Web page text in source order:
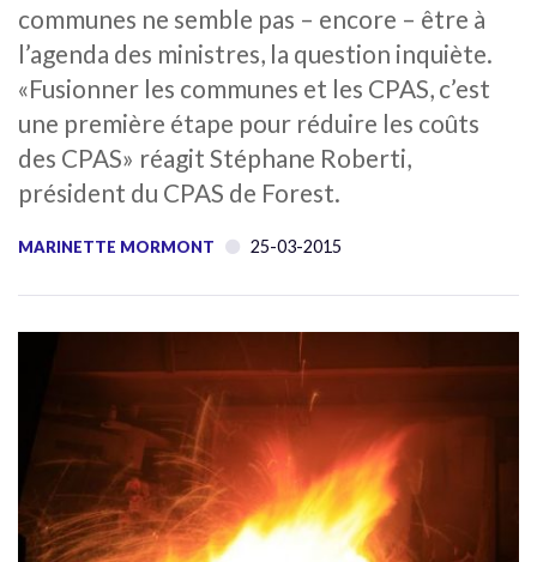
communes ne semble pas – encore – être à
l’agenda des ministres, la question inquiète.
«Fusionner les communes et les CPAS, c’est
une première étape pour réduire les coûts
des CPAS» réagit Stéphane Roberti,
président du CPAS de Forest.
MARINETTE MORMONT 25-03-2015